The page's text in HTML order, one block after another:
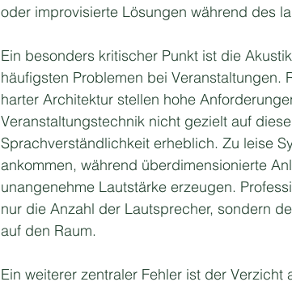
oder improvisierte Lösungen während des
Ein besonders kritischer Punkt ist die
häufigsten Problemen bei Veranstaltungen.
harter Architektur stellen hohe
Veranstaltungstechnik nicht gezielt auf
Sprachverständlichkeit erheblich. Zu leise
ankommen, während überdimensionierte
unangenehme Lautstärke erzeugen.
nur die Anzahl der Lautsprecher, sondern
auf den Raum.
Ein weiterer zentraler Fehler ist der